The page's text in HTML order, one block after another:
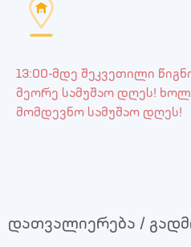
13:00-მდე შეკვეთილი
მეორე სამუშაო დღეს!
მომდევნო სამუშაო დღეს!
დათვალიერება /